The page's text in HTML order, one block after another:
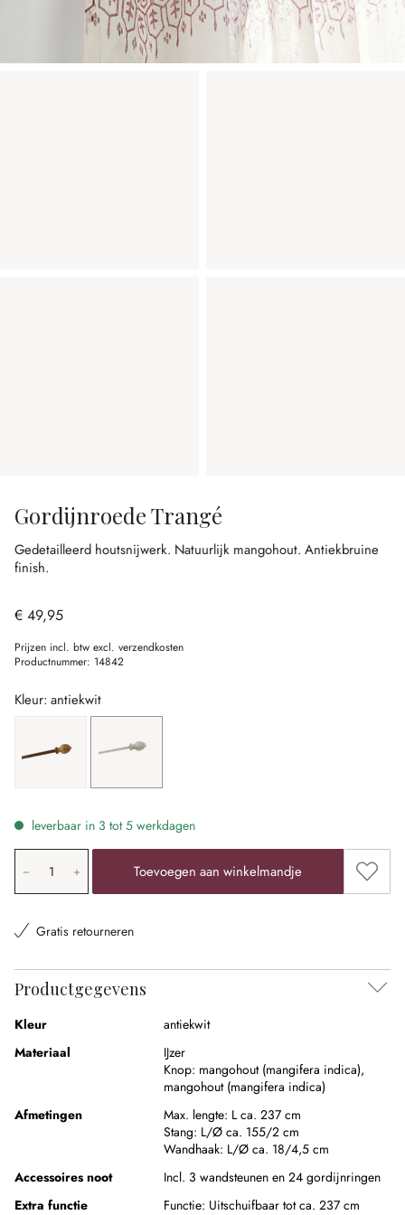
Gordijnroede Trangé
Gedetailleerd houtsnijwerk. Natuurlijk mangohout. Antiekbruine
finish.
€ 49,95
Prijzen incl. btw excl. verzendkosten
Productnummer: 14842
Kleur: antiekwit
antiekbruin
leverbaar in 3 tot 5 werkdagen
Producthoeveelheid: voer de gewenste waarde in of
Toevoegen aan winkelmandje
Gratis retourneren
Productgegevens
Kleur
antiekwit
Materiaal
IJzer
Knop: mangohout (mangifera indica),
mangohout (mangifera indica)
Afmetingen
Max. lengte: L ca. 237 cm
Stang: L/Ø ca. 155/2 cm
Wandhaak: L/Ø ca. 18/4,5 cm
Accessoires noot
Incl. 3 wandsteunen en 24 gordijnringen
Extra functie
Functie: Uitschuifbaar tot ca. 237 cm